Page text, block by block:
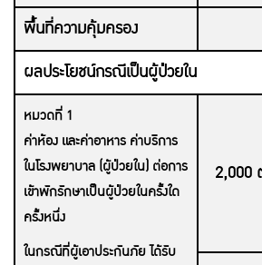
พื้นที่ความคุ้มครอง
ผลประโยชน์กรณีเป็นผู้ป่วยใน
หมวดที่ 1
ค่าห้อง และค่าอาหาร ค่าบริการ
ในโรงพยาบาล (ผู้ป่วยใน) ต่อการ
เข้าพักรักษาเป็นผู้ป่วยในครั้งใด
ครั้งหนึ่ง
ในกรณีที่ผู้เอาประกันภัย ได้รับ
2,000